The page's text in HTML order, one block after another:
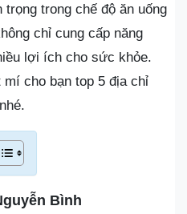
trọng trong chế độ ăn uống
chỉ cung cấp năng
lợi ích cho sức khỏe.
mí cho bạn top 5 địa chỉ
nhé.
Bình